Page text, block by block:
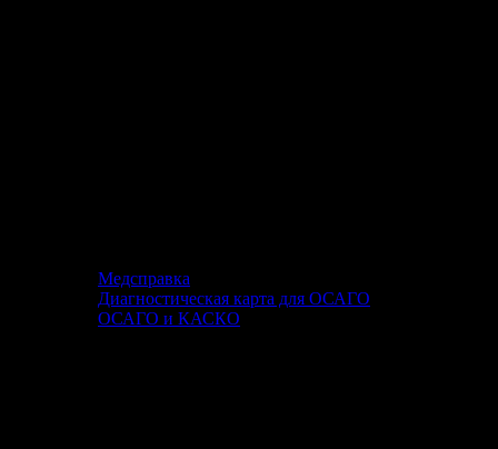
Медсправка
Диагностическая карта для ОСАГО
ОСАГО и КАСКО